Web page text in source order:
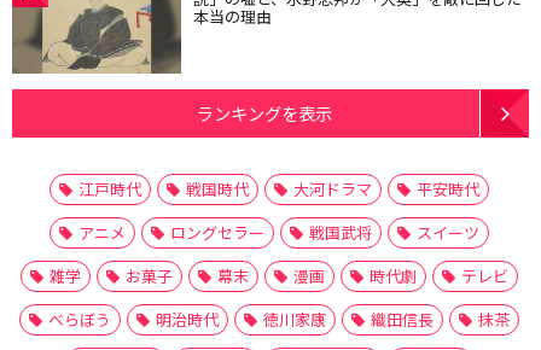
本当の理由
ランキングを表示
江戸時代 戦国時代 大河ドラマ
平安時代
アニメ
ロングセラー 戦国武将
スイーツ
雑学
お菓子 幕末 漫画 時代劇
テレビ
べらぼう
明治時代 徳川家康 織田信長
抹茶